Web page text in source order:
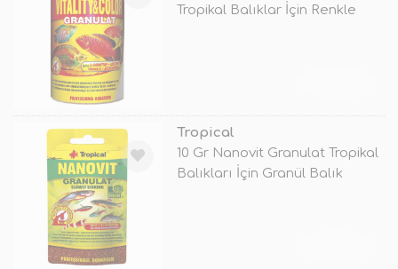
Tropikal Balıklar İçin Renkle
Tropical
10 Gr Nanovit Granulat Tropikal
Balıkları İçin Granül Balık